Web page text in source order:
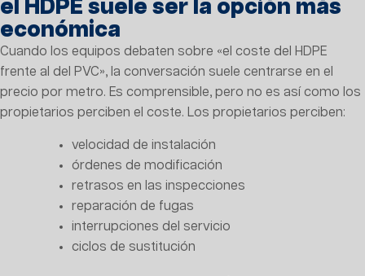
el HDPE suele ser la opción más
económica
Cuando los equipos debaten sobre «el coste del HDPE
frente al del PVC», la conversación suele centrarse en el
precio por metro. Es comprensible, pero no es así como los
propietarios perciben el coste. Los propietarios perciben:
velocidad de instalación
órdenes de modificación
retrasos en las inspecciones
reparación de fugas
interrupciones del servicio
ciclos de sustitución